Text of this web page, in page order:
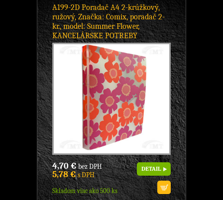
A199-2D Poradač A4 2-krúžkový,
ružový, Značka: Comix, poradač 2-
kr., model: Summer Flower,
KANCELÁRSKE POTREBY
4,70 €bez DPH
5,78 €s DPH
Skladom viac ako 500 ks
DETAIL